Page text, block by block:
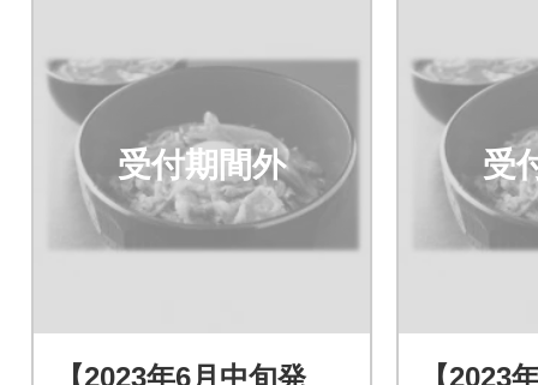
受付期間外
【2023年6月中旬発
受
【2023